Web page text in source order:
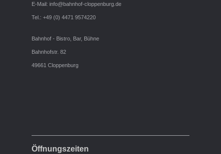
E-Mail: info@bahnhof-cloppenburg.de
Tel.: +49 (0) 4471 9574220
Bahnhof - Bistro, Bar, Bühne
Bahnhofstr. 82
49661 Cloppenburg
Öffnungszeiten